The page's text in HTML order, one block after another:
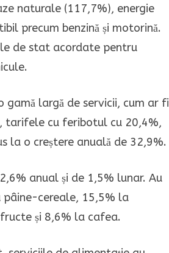
naturale (117,7%), energie
precum benzină și motorină.
de stat acordate pentru
largă de servicii, cum ar fi
tarifele cu feribotul cu 20,4%,
la o creștere anuală de 32,9%.
anual și de 1,5% lunar. Au
cereale, 15,5% la
și 8,6% la cafea.